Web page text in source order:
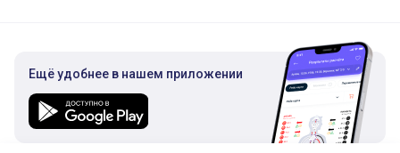
Ещё удобнее в нашем приложении